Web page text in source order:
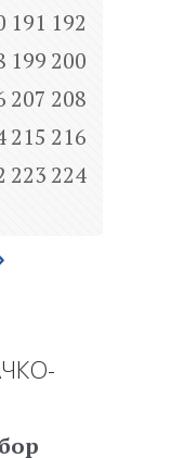
191 192
199 200
207 208
215 216
223 224